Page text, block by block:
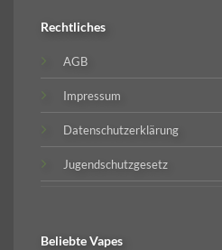
Rechtliches
AGB
Impressum
Datenschutzerklärung
Jugendschutzgesetz
BeliebteVapes